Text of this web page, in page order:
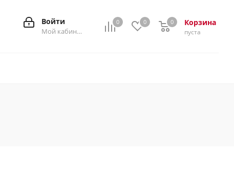
0 0 Корзина
0
пуста
0
Войти
Мой кабинет